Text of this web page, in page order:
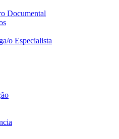
Documental
o Especialista